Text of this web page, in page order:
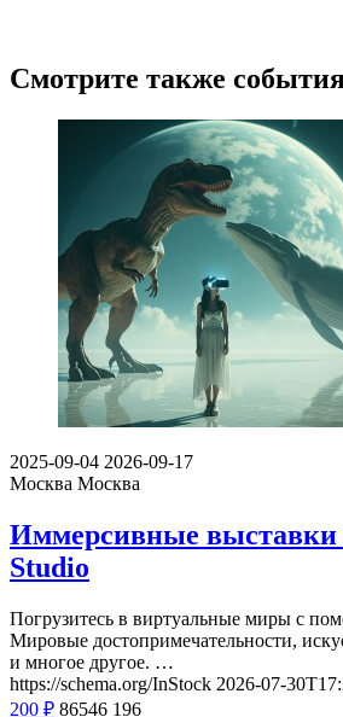
Смотрите также
2025-09-04 2026-09-17
Москва Москва
Иммерсивные
Studio
Погрузитесь в виртуальные миры с
Мировые достопримечательности,
и многое другое. …
https://schema.org/InStock 2026-07-
200 ₽ 86546 196